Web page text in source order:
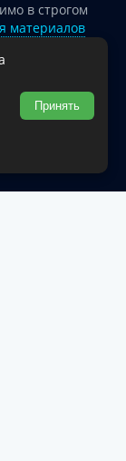
в строгом
материалов
ссылка
портал
округа.
Принять